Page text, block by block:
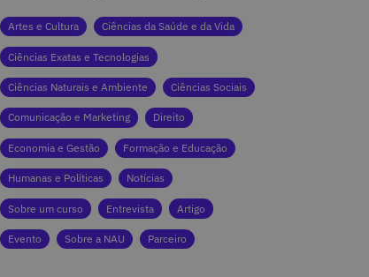
Artes e Cultura Ciências da Saúde e da Vida
Ciências Exatas e Tecnologias
Ciências Naturais e Ambiente Ciências Sociais
Comunicação e Marketing Direito
Economia e Gestão Formação e Educação
Humanas e Políticas Notícias
Sobre um curso Entrevista Artigo
Evento Sobre a NAU Parceiro